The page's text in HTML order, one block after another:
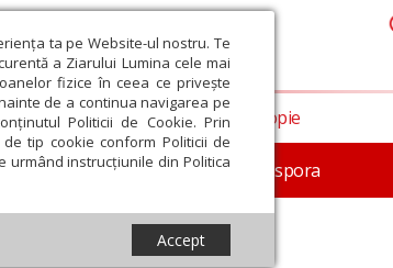
ta pe Website-ul nostru. Te
a Ziarului Lumina cele mai
fizice în ceea ce privește
de a continua navigarea pe
Politicii de Cookie. Prin
tip cookie conform Politicii de
urmând instrucțiunile din Politica
Accept
In memoriam Diaspora
Societate Opinii Filantropie